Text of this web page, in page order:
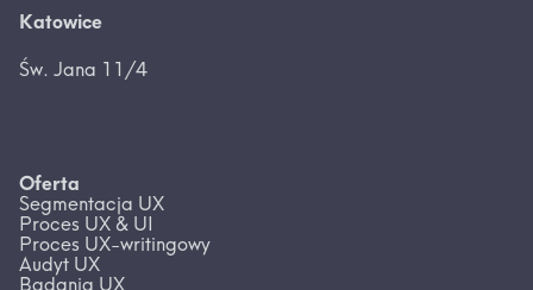
Katowice
Św. Jana 11/4
Oferta
Segmentacja UX
Proces UX & UI
Proces UX-writingowy
Audyt UX
Badania UX